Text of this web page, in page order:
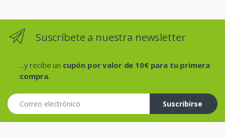
Suscríbete a nuestra newsletter
...y recibe un cupón por valor de 10€ para tu primera
compra.
Correo electrónico
Suscribirse